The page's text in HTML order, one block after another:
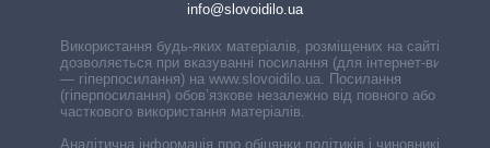
info@slovoidilo.ua
Використання будь-яких матеріалів, розміщених на сайті,
дозволяється при вказуванні посилання (для інтернет-видань
— гіперпосилання) на www.slovoidilo.ua. Посилання
(гіперпосилання) обов’язкове незалежно від повного або
часткового використання матеріалів.
Аналітична інформація про обіцянки політиків і чиновників,